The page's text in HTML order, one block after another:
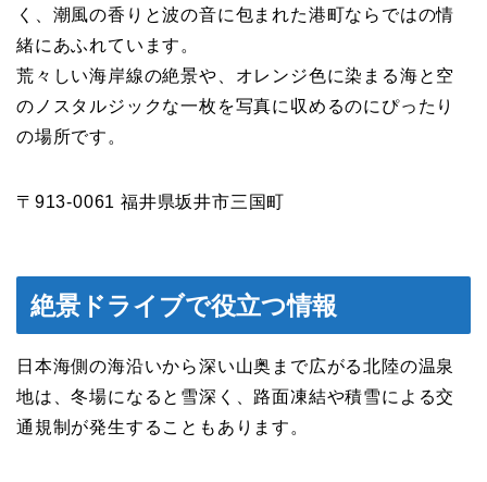
く、潮風の香りと波の音に包まれた港町ならではの情
緒にあふれています。
荒々しい海岸線の絶景や、オレンジ色に染まる海と空
のノスタルジックな一枚を写真に収めるのにぴったり
の場所です。
〒913-0061 福井県坂井市三国町
絶景ドライブで役立つ情報
日本海側の海沿いから深い山奥まで広がる北陸の温泉
地は、冬場になると雪深く、路面凍結や積雪による交
通規制が発生することもあります。